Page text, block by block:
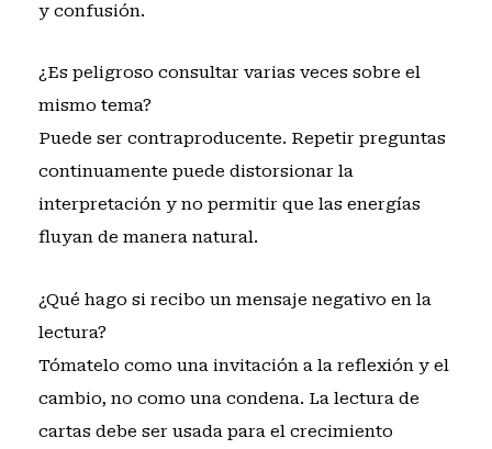
y confusión.
¿Es peligroso consultar varias veces sobre el
mismo tema?
Puede ser contraproducente. Repetir preguntas
continuamente puede distorsionar la
interpretación y no permitir que las energías
fluyan de manera natural.
¿Qué hago si recibo un mensaje negativo en la
lectura?
Tómatelo como una invitación a la reflexión y el
cambio, no como una condena. La lectura de
cartas debe ser usada para el crecimiento